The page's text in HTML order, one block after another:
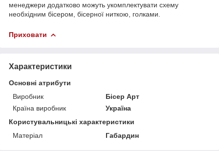
менеджери додатково можуть укомплектувати схему
необхідним бісером, бісерної ниткою, голками.
Приховати
Характеристики
Основні атрибути
Виробник
Бісер Арт
Країна виробник
Україна
Користувальницькі характеристики
Матеріал
Габардин